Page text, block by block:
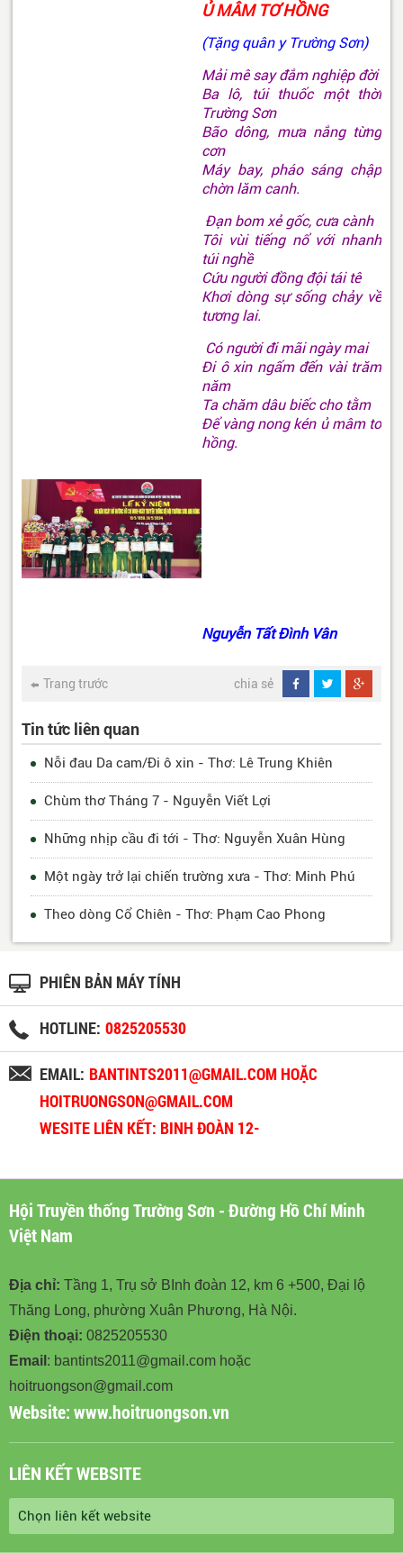
Ủ MÂM TƠ HỒNG
(Tặng quân y Trường Sơn)
Mải mê say đắm nghiệp đời
Ba lô, túi thuốc một thời
Trường Sơn
Bão dông, mưa nắng từng
cơn
Máy bay, pháo sáng chập
chờn lăm canh.
Đạn bom xẻ gốc, cưa cành
Tôi vùi tiếng nổ với nhanh
túi nghề
Cứu người đồng đội tái tê
Khơi dòng sự sống chảy về
tương lai.
Có người đi mãi ngày mai
Đi ô xin ngấm đến vài trăm
năm
Ta chăm dâu biếc cho tằm
Để vàng nong kén ủ mâm tơ
hồng.
Nguyễn Tất Đình Vân
Trang trước chia sẻ
Tin tức liên quan
Nỗi đau Da cam/Đi ô xin - Thơ: Lê Trung Khiên
Chùm thơ Tháng 7 - Nguyễn Viết Lợi
Những nhịp cầu đi tới - Thơ: Nguyễn Xuân Hùng
Một ngày trở lại chiến trường xưa - Thơ: Minh Phú
Theo dòng Cổ Chiên - Thơ: Phạm Cao Phong
PHIÊN BẢN MÁY TÍNH
HOTLINE: 0825205530
EMAIL: BANTINTS2011@GMAIL.COM HOẶC
HOITRUONGSON@GMAIL.COM
WESITE LIÊN KẾT: BINH ĐOÀN 12-
Hội Truyền thống Trường Sơn - Đường Hồ Chí Minh
Việt Nam
Địa chỉ: Tầng 1, Trụ sở BInh đoàn 12, km 6 +500, Đại lộ
Thăng Long, phường Xuân Phương, Hà Nội.
Điện thoại: 0825205530
Email : bantints2011@gmail.com hoặc
hoitruongson@gmail.com
Website:www.hoitruongson.vn
LIÊN KẾT WEBSITE